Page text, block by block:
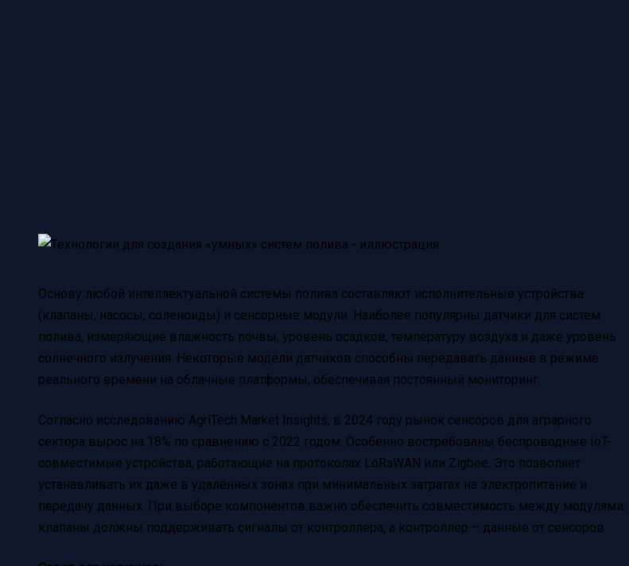
Основу любой интеллектуальной системы полива составляют исполнительные устройства
(клапаны, насосы, соленоиды) и сенсорные модули. Наиболее популярны датчики для систем
полива, измеряющие влажность почвы, уровень осадков, температуру воздуха и даже уровень
солнечного излучения. Некоторые модели датчиков способны передавать данные в режиме
реального времени на облачные платформы, обеспечивая постоянный мониторинг.
Согласно исследованию AgriTech Market Insights, в 2024 году рынок сенсоров для аграрного
сектора вырос на 18% по сравнению с 2022 годом. Особенно востребованы беспроводные IoT-
совместимые устройства, работающие на протоколах LoRaWAN или Zigbee. Это позволяет
устанавливать их даже в удалённых зонах при минимальных затратах на электропитание и
передачу данных. При выборе компонентов важно обеспечить совместимость между модулями:
клапаны должны поддерживать сигналы от контроллера, а контроллер – данные от сенсоров.